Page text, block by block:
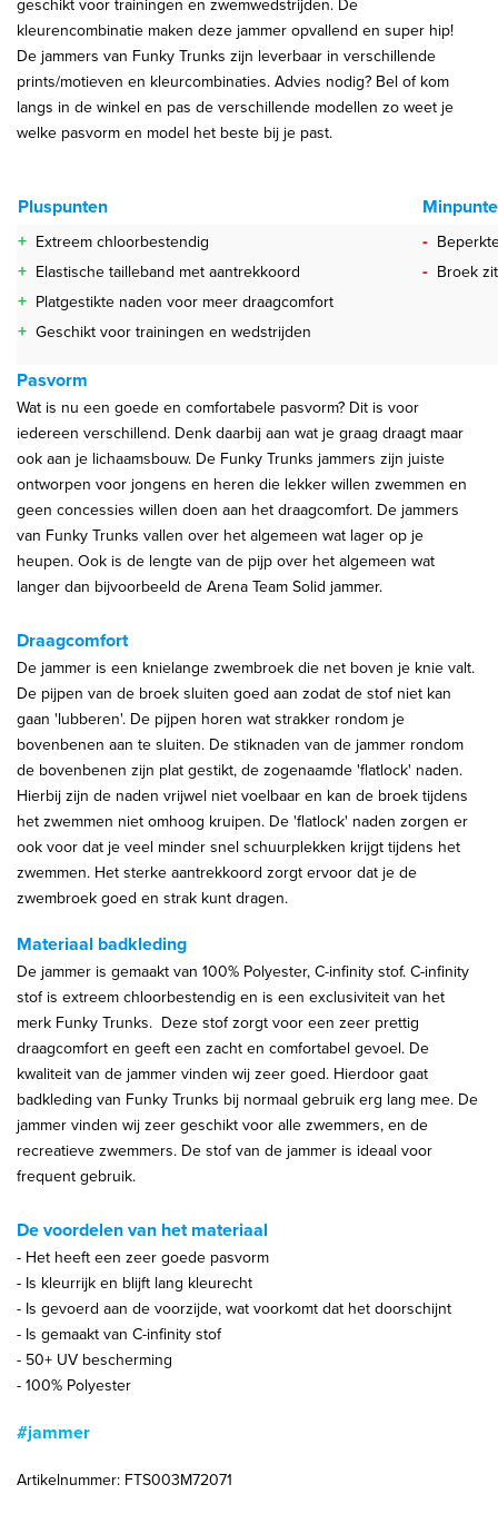
kleurencombinatie maken deze jammer opvallend en super hip!
De jammers van Funky Trunks zijn leverbaar in verschillende
prints/motieven en kleurcombinaties. Advies nodig? Bel of kom
langs in de winkel en pas de verschillende modellen zo weet je
welke pasvorm en model het beste bij je past.
Pluspunten
+ Extreem chloorbestendig
+ Elastische tailleband met aantrekkoord
+ Platgestikte naden voor meer draagcomfort
+ Geschikt voor trainingen en wedstrijden
-
- Broek
Pasvorm
Wat is nu een goede en comfortabele pasvorm? Dit is voor
iedereen verschillend. Denk daarbij aan wat je graag draagt maar
ook aan je lichaamsbouw. De Funky Trunks jammers zijn juiste
ontworpen voor jongens en heren die lekker willen zwemmen en
geen concessies willen doen aan het draagcomfort. De jammers
van Funky Trunks vallen over het algemeen wat lager op je
heupen. Ook is de lengte van de pijp over het algemeen wat
langer dan bijvoorbeeld de Arena Team Solid jammer.
Draagcomfort
De jammer is een knielange zwembroek die net boven je knie valt.
De pijpen van de broek sluiten goed aan zodat de stof niet kan
gaan 'lubberen'. De pijpen horen wat strakker rondom je
bovenbenen aan te sluiten. De stiknaden van de jammer rondom
de bovenbenen zijn plat gestikt, de zogenaamde 'flatlock' naden.
Hierbij zijn de naden vrijwel niet voelbaar en kan de broek tijdens
het zwemmen niet omhoog kruipen. De 'flatlock' naden zorgen er
ook voor dat je veel minder snel schuurplekken krijgt tijdens het
zwemmen. Het sterke aantrekkoord zorgt ervoor dat je de
zwembroek goed en strak kunt dragen.
Materiaal badkleding
De jammer is gemaakt van 100% Polyester, C-infinity stof. C-infinity
stof is extreem chloorbestendig en is een exclusiviteit van het
merk Funky Trunks. Deze stof zorgt voor een zeer prettig
draagcomfort en geeft een zacht en comfortabel gevoel. De
kwaliteit van de jammer vinden wij zeer goed. Hierdoor gaat
badkleding van Funky Trunks bij normaal gebruik erg lang mee. De
jammer vinden wij zeer geschikt voor alle zwemmers, en de
recreatieve zwemmers. De stof van de jammer is ideaal voor
frequent gebruik.
De voordelen van het materiaal
- Het heeft een zeer goede pasvorm
- Is kleurrijk en blijft lang kleurecht
- Is gevoerd aan de voorzijde, wat voorkomt dat het doorschijnt
- Is gemaakt van C-infinity stof
- 50+ UV bescherming
- 100% Polyester
#jammer
Artikelnummer: FTS003M72071